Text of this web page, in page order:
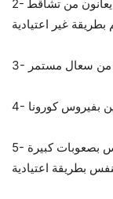
2- تساقط الشعر حيث أن المصابين بهذا الفيروس يعانون من تشاقط
من سعال مستمر
بفيروس كورونا
5- ضيق التنفس حيث يشعر المصابين بهذا الفيروس بصعوبات كبيرة
بطريقة اعتيادية